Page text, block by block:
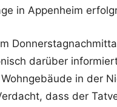
in Appenheim
darüber
in der
dass der